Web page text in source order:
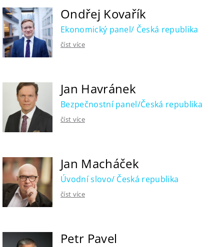
Ondřej Kovařík
Ekonomický panel/ Česká republika
číst více
Jan Havránek
Bezpečnostní panel/Česká republika
číst více
Jan Macháček
Úvodní slovo/ Česká republika
číst více
Petr Pavel